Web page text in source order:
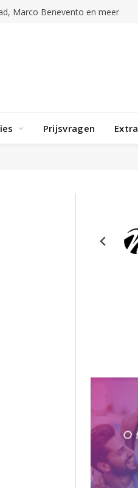
Marco Benevento en meer
Prijsvragen Extra